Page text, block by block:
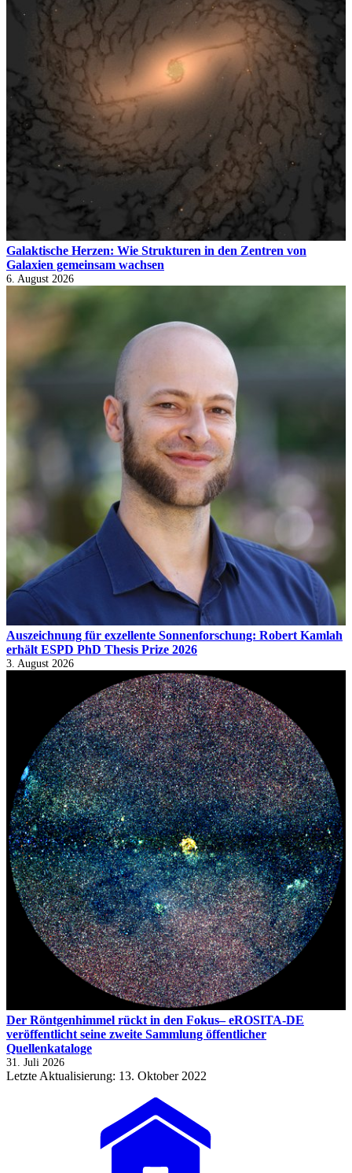
Galaktische Herzen: Wie Strukturen in den Zentren von
Galaxien gemeinsam wachsen
6. August 2026
Auszeichnung für exzellente Sonnenforschung: Robert Kamlah
erhält ESPD PhD Thesis Prize 2026
3. August 2026
Der Röntgenhimmel rückt in den Fokus– eROSITA-DE
veröffentlicht seine zweite Sammlung öffentlicher
Quellenkataloge
31. Juli 2026
Letzte Aktualisierung: 13. Oktober 2022